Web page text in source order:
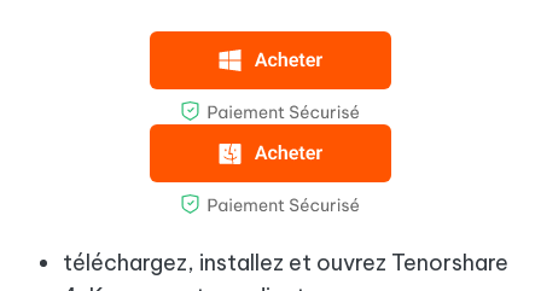
téléchargez, installez et ouvrez Tenorshare